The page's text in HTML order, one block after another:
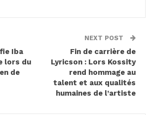
Iba
lors du
de
NEXT POST
Fin de carrière de
Lyricson : Lors Kossity
rend hommage au
talent et aux qualités
humaines de l’artiste